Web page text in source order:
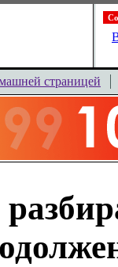
страницей